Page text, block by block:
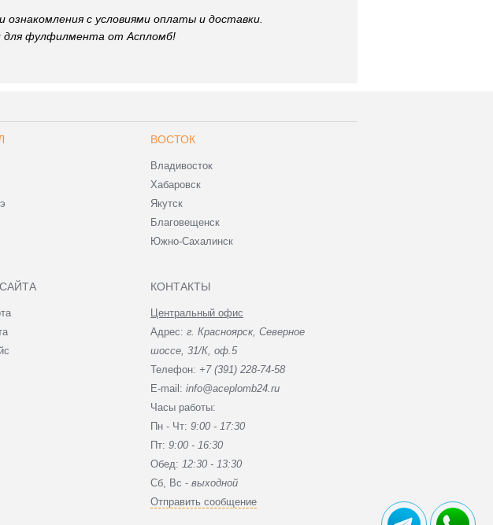
с условиями оплаты и доставки.
для фулфилмента от Аспломб!
ВОСТОК
Владивосток
Хабаровск
Якутск
Благовещенск
Южно-Сахалинск
КОНТАКТЫ
Центральный офис
Адрес: г. Красноярск, Северное
шоссе, 31/К, оф.5
Телефон: +7 (391) 228-74-58
E-mail: info@aceplomb24.ru
Часы работы:
Пн - Чт: 9:00 - 17:30
Пт: 9:00 - 16:30
Обед: 12:30 - 13:30
Сб, Вc - выходной
Отправить сообщение